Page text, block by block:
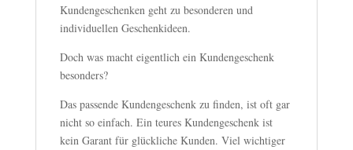
Kundengeschenken geht zu besonderen und
individuellen Geschenkideen.
Doch was macht eigentlich ein Kundengeschenk
besonders?
Das passende Kundengeschenk zu finden, ist oft gar
nicht so einfach. Ein teures Kundengeschenk ist
kein Garant für glückliche Kunden. Viel wichtiger